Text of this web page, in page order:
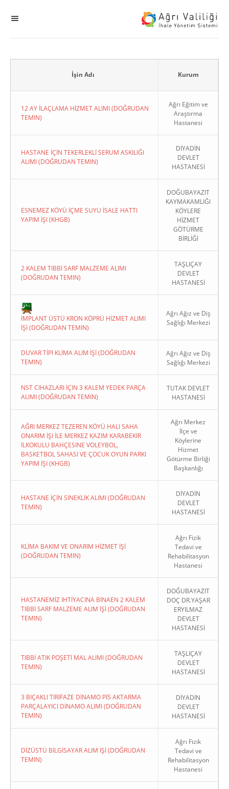
KHGB
İşin Adı Kurum
12 AY İLAÇLAMA HİZMET ALIMI (DOĞRUDAN
TEMIN)
Ağrı Eğitim ve
Araştırma
Hastanesi
HASTANE İÇİN TEKERLEKLİ SERUM ASKILIĞI
ALIMI (DOĞRUDAN TEMIN)
DİYADİN
DEVLET
HASTANESİ
ESNEMEZ KÖYÜ İÇME SUYU İSALE HATTI
YAPIM İŞI (KHGB)
DOĞUBAYAZIT
KAYMAKAMLIĞI
KÖYLERE
HİZMET
GÖTÜRME
BİRLİĞİ
2 KALEM TIBBİ SARF MALZEME ALIMI
(DOĞRUDAN TEMIN)
TAŞLIÇAY
DEVLET
HASTANESİ
İMPLANT ÜSTÜ KRON KÖPRÜ HİZMET ALIMI
İŞİ (DOĞRUDAN TEMIN)
Ağrı Ağız ve Diş
Sağlığı Merkezi
DUVAR TİPİ KLİMA ALIM İŞİ (DOĞRUDAN
TEMIN)
Ağrı Ağız ve Diş
Sağlığı Merkezi
NST CIHAZLARI İÇIN 3 KALEM YEDEK PARÇA
ALIMI (DOĞRUDAN TEMIN)
TUTAK DEVLET
HASTANESİ
AĞRI MERKEZ TEZEREN KÖYÜ HALI SAHA
ONARIM İŞI İLE MERKEZ KAZIM KARABEKIR
İLKOKULU BAHÇESINE VOLEYBOL,
BASKETBOL SAHASI VE ÇOCUK OYUN PARKI
YAPIM İŞI (KHGB)
Ağrı Merkez
İlçe ve
Köylerine
Hizmet
Götürme Birliği
Başkanlığı
HASTANE İÇİN SİNEKLİK ALIMI (DOĞRUDAN
TEMIN)
DİYADİN
DEVLET
HASTANESİ
KLİMA BAKIM VE ONARIM HİZMET İŞİ
(DOĞRUDAN TEMIN)
Ağrı Fizik
Tedavi ve
Rehabilitasyon
Hastanesi
HASTANEMİZ İHTİYACINA BİNAEN 2 KALEM
TIBBİ SARF MALZEME ALIM İŞİ (DOĞRUDAN
TEMIN)
DOĞUBAYAZIT
DOÇ DR.YAŞAR
ERYILMAZ
DEVLET
HASTANESİ
TIBBİ ATIK POŞETİ MAL ALIMI (DOĞRUDAN
TEMIN)
TAŞLIÇAY
DEVLET
HASTANESİ
3 BIÇAKLI TİRİFAZE DİNAMO PİS AKTARMA
PARÇALAYICI DİNAMO ALIMI (DOĞRUDAN
TEMIN)
DİYADİN
DEVLET
HASTANESİ
DİZÜSTÜ BİLGİSAYAR ALIM İŞİ (DOĞRUDAN
TEMIN)
Ağrı Fizik
Tedavi ve
Rehabilitasyon
Hastanesi